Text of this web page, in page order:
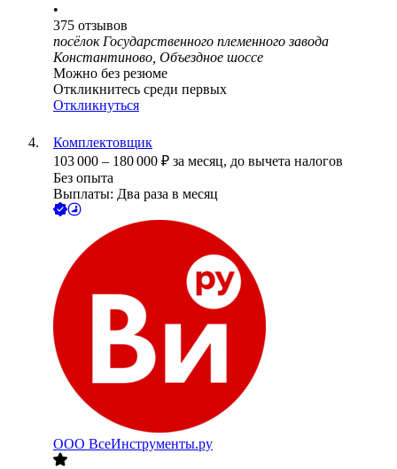
•
375 отзывов
посёлок Государственного племенного завода
Константиново, Объездное шоссе
Можно без резюме
Откликнитесь среди первых
Откликнуться
Комплектовщик
103 000 – 180 000 ₽ за месяц, до вычета налогов
Без опыта
Выплаты: Два раза в месяц
ООО ВсеИнструменты.ру